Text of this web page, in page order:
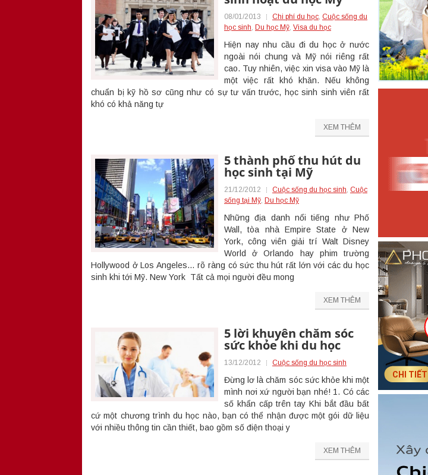
08/01/2013 Chi phí du học, Cuộc sống du
học sinh, Du học Mỹ, Visa du học
Hiện nay nhu cầu đi du học ở nước
ngoài nói chung và Mỹ nói riêng rất
cao. Tuy nhiên, việc xin visa vào Mỹ là
một việc rất khó khăn. Nếu không
chuẩn bị kỹ hồ sơ cũng như có sự tư vấn trước, học sinh sinh viên rất
khó có khả năng tự
XEM THÊM
5 thành phố thu hút du
học sinh tại Mỹ
21/12/2012 Cuộc sống du học sinh, Cuộc
sống tại Mỹ, Du học Mỹ
Những địa danh nổi tiếng như Phố
Wall, tòa nhà Empire State ở New
York, công viên giải trí Walt Disney
World ở Orlando hay phim trường
Hollywood ở Los Angeles… rõ ràng có sức thu hút rất lớn với các du học
sinh khi tới Mỹ. New York Tất cả mọi người đều mong
XEM THÊM
5 lời khuyên chăm sóc
sức khỏe khi du học
13/12/2012 Cuộc sống du học sinh
Đừng lơ là chăm sóc sức khỏe khi một
mình nơi xứ người bạn nhé! 1. Có các
số khẩn cấp trên tay Khi bắt đầu bất
cứ một chương trình du học nào, bạn có thể nhận được một gói dữ liệu
với nhiều thông tin cần thiết, bao gồm số điện thoại y
XEM THÊM